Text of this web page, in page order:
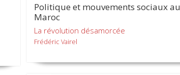
Politique et mouvements sociaux au
Maroc
La révolution désamorcée
Frédéric Vairel